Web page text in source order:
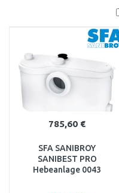
785,60 €
SFA SANIBROY
SANIBEST PRO
Hebeanlage 0043